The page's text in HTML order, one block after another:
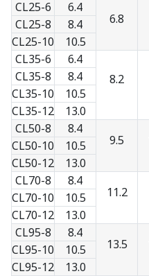
CL25-6 6.4
6.8
CL25-8
8.4
CL25-10
10.5
CL35-6
6.4
8.2
CL35-8 8.4
CL35-10
10.5
CL35-12
13.0
CL50-8
8.4
9.5
CL50-10 10.5
CL50-12
13.0
CL70-8
8.4
11.2
CL70-10
10.5
CL70-12
13.0
CL95-8
8.4
13.5
CL95-10
10.5
CL95-12
13.0